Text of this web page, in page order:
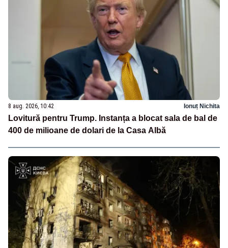
8 aug. 2026, 10:42 Ionuț Nichita
Lovitură pentru Trump. Instanța a blocat sala de bal de
400 de milioane de dolari de la Casa Albă